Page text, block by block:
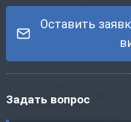
Оставить
Задать вопрос